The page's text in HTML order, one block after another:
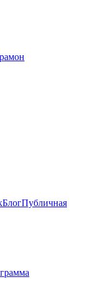
БлогПубличная